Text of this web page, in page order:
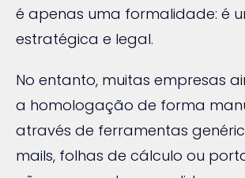
é apenas uma formalidade: é
estratégica e legal.
No entanto, muitas empresas
a homologação de forma
através de ferramentas
mails, folhas de cálculo ou